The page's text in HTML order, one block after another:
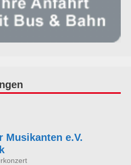
Musikanten e.V.